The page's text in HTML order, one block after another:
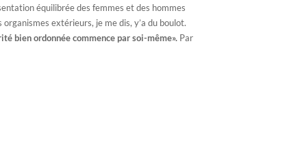
équilibrée des femmes et des hommes
extérieurs, je me dis, y’a du boulot.
bien ordonnée commence par soi-même». Par